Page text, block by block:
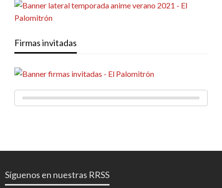
Firmas invitadas
Síguenos en nuestras RRSS